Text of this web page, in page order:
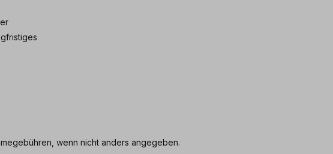
wenn nicht anders angegeben.